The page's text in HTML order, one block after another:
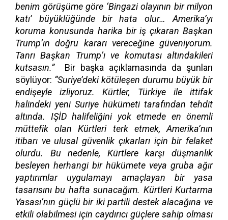
benim görüşüme göre ‘Bingazi olayının bir milyon
katı’ büyüklüğünde bir hata olur… Amerika’yı
koruma konusunda harika bir iş çıkaran Başkan
Trump’ın doğru kararı vereceğine güveniyorum.
Tanrı Başkan Trump’ı ve komutası altındakileri
kutsasın.”Bir başka açıklamasında da şunları
söylüyor: “Suriye’deki kötüleşen durumu büyük bir
endişeyle izliyoruz. Kürtler, Türkiye ile ittifak
halindeki yeni Suriye hükümeti tarafından tehdit
altında. IŞİD halifeliğini yok etmede en önemli
müttefik olan Kürtleri terk etmek, Amerika’nın
itibarı ve ulusal güvenlik çıkarları için bir felaket
olurdu. Bu nedenle, Kürtlere karşı düşmanlık
besleyen herhangi bir hükümete veya gruba ağır
yaptırımlar uygulamayı amaçlayan bir yasa
tasarısını bu hafta sunacağım. Kürtleri Kurtarma
Yasası’nın güçlü bir iki partili destek alacağına ve
etkili olabilmesi için caydırıcı güçlere sahip olması